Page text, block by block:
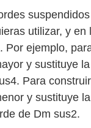
utilizar, y
Por ejemplo,
y sustituye
Para
y sustituye
de Dm sus2.